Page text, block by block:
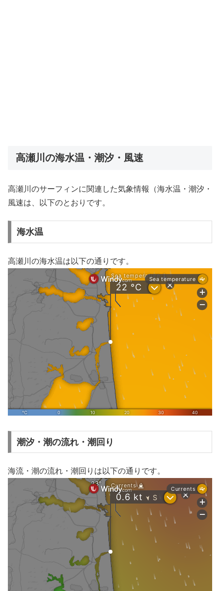
高瀬川の海水温・潮汐・風速
高瀬川のサーフィンに関連した気象情報（海水温・潮汐・
風速は、以下のとおりです。
海水温
高瀬川の海水温は以下の通りです。
潮汐・潮の流れ・潮回り
海流・潮の流れ・潮回りは以下の通りです。